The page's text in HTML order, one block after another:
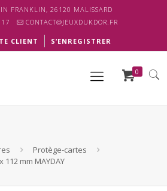
FRANKLIN, 26120 MALISSARD
CONTACT@JEUXDUKDOR.FR
CLIENT S’ENREGISTRER
0
Protège-cartes
112 mm MAYDAY